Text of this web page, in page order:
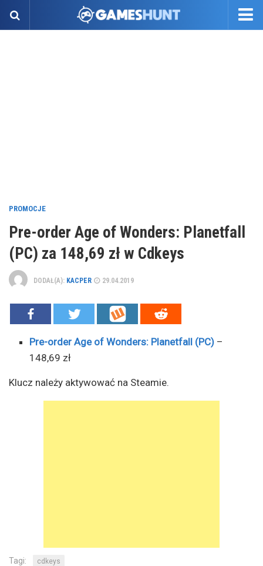
PROMOCJE
Pre-order Age of Wonders: Planetfall
(PC) za 148,69 zł w Cdkeys
DODAŁ(A): KACPER 29.04.2019
Pre-order Age of Wonders: Planetfall (PC) –
148,69 zł
Klucz należy aktywować na Steamie.
Tagi: cdkeys